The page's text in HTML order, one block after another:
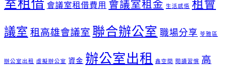
會議室租借費用 會議室租金 生活感悟 租會
議室 租高雄會議室 聯合辦公室 職場分享 苓雅區
辦公室出租 虛擬辦公室 資金 辦公室出租 鑫空間 閱讀習慣 高